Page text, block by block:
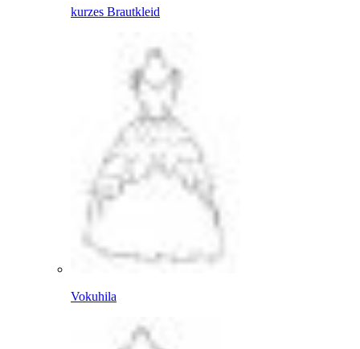
kurzes Brautkleid
Vokuhila